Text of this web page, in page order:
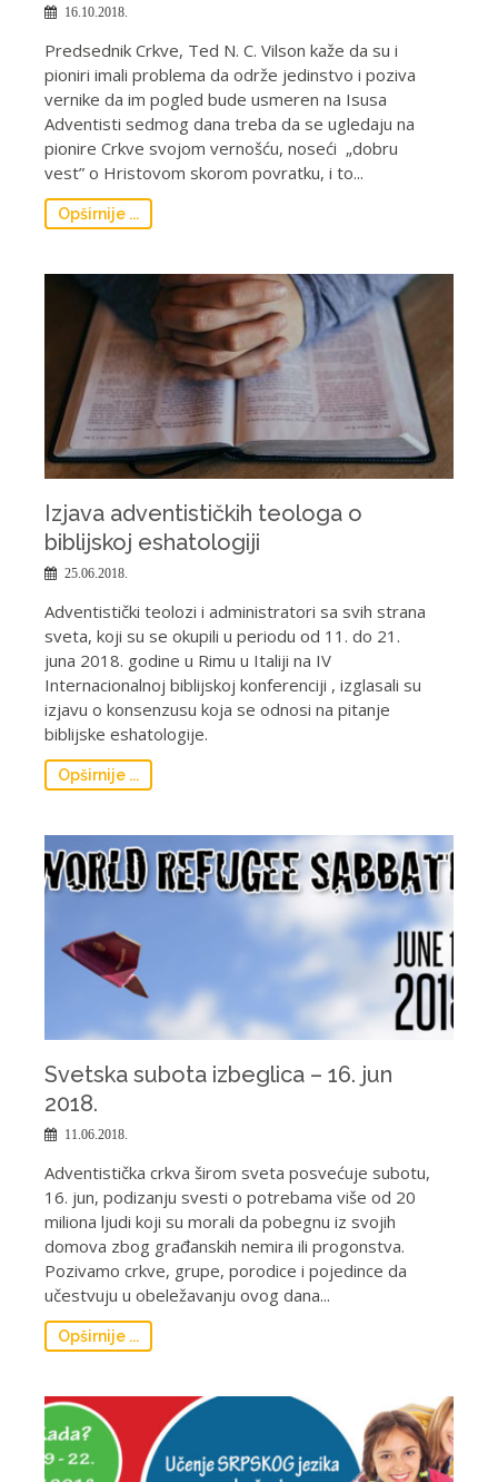
16.10.2018.
Predsednik Crkve, Ted N. C. Vilson kaže da su i
pioniri imali problema da održe jedinstvo i poziva
vernike da im pogled bude usmeren na Isusa
Adventisti sedmog dana treba da se ugledaju na
pionire Crkve svojom vernošću, noseći „dobru
vest” o Hristovom skorom povratku, i to...
Opširnije ...
Izjava adventističkih teologa o
biblijskoj eshatologiji
25.06.2018.
Adventistički teolozi i administratori sa svih strana
sveta, koji su se okupili u periodu od 11. do 21.
juna 2018. godine u Rimu u Italiji na IV
Internacionalnoj biblijskoj konferenciji , izglasali su
izjavu o konsenzusu koja se odnosi na pitanje
biblijske eshatologije.
Opširnije ...
Svetska subota izbeglica – 16. jun
2018.
11.06.2018.
Adventistička crkva širom sveta posvećuje subotu,
16. jun, podizanju svesti o potrebama više od 20
miliona ljudi koji su morali da pobegnu iz svojih
domova zbog građanskih nemira ili progonstva.
Pozivamo crkve, grupe, porodice i pojedince da
učestvuju u obeležavanju ovog dana...
Opširnije ...